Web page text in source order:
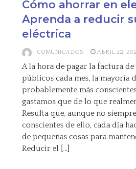
Cómo ahorrar en
Aprenda a reducir
eléctrica
COMUNICADOS ABRIL 22,
A la hora de pagar la factura
públicos cada mes, la mayoría
probablemente más
gastamos que de lo que
Resulta que, aunque no
conscientes de ello, cada día
de pequeñas cosas para
Reducir el […]